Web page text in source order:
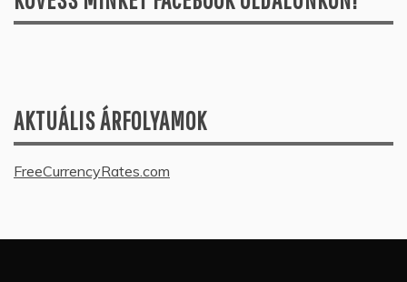
AKTUÁLIS ÁRFOLYAMOK
FreeCurrencyRates.com